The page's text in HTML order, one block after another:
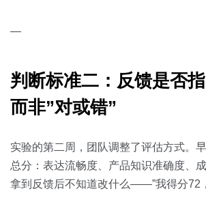
—
判断标准二：反馈是否
而非”对或错”
实验的第二周，团队调整了评估方式。
总分：表达流畅度、产品知识准确度、
拿到反馈后不知道改什么——”我得分72